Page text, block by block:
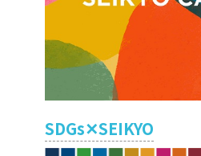
SDGs✕SEIKYO